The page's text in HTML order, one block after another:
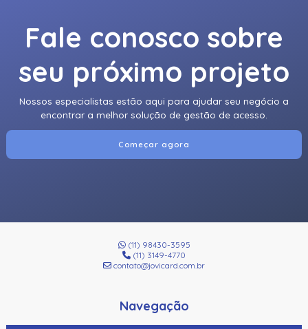
Fale conosco sobre
seu próximo projeto
Nossos especialistas estão aqui para ajudar seu negócio a
encontrar a melhor solução de gestão de acesso.
Começar agora
(11) 98430-3595
(11) 3149-4770
contato@jovicard.com.br
Navegação